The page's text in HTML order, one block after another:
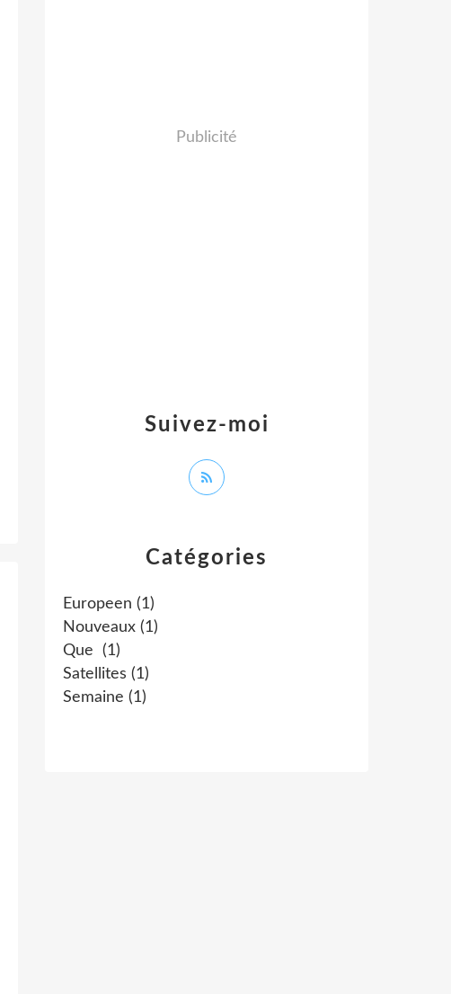
Catégories
Europeen (1)
Nouveaux (1)
Que
(1)
Satellites (1)
Semaine (1)
Suivez-moi
Publicité